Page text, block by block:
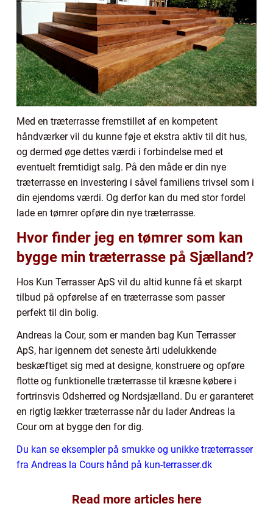
Med en træterrasse fremstillet af en kompetent
håndværker vil du kunne føje et ekstra aktiv til dit hus,
og dermed øge dettes værdi i forbindelse med et
eventuelt fremtidigt salg. På den måde er din nye
træterrasse en investering i såvel familiens trivsel som i
din ejendoms værdi. Og derfor kan du med stor fordel
lade en tømrer opføre din nye træterrasse.
Hvor finder jeg en tømrer som kan
bygge min træterrasse på Sjælland?
Hos Kun Terrasser ApS vil du altid kunne få et skarpt
tilbud på opførelse af en træterrasse som passer
perfekt til din bolig.
Andreas la Cour, som er manden bag Kun Terrasser
ApS, har igennem det seneste årti udelukkende
beskæftiget sig med at designe, konstruere og opføre
flotte og funktionelle træterrasse til kræsne købere i
fortrinsvis Odsherred og Nordsjælland. Du er garanteret
en rigtig lækker træterrasse når du lader Andreas la
Cour om at bygge den for dig.
Du kan se eksempler på smukke og unikke træterrasser
fra Andreas la Cours hånd på kun-terrasser.dk
Read more articles here